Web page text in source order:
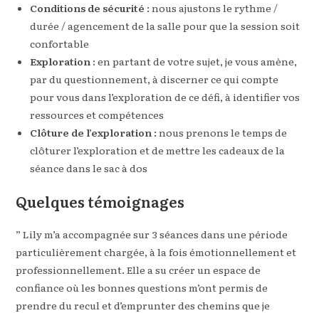
Conditions de sécurité : nous ajustons le rythme /
durée / agencement de la salle pour que la session soit
confortable
Exploration :en partant de votre sujet, je vous amène,
par du questionnement, à discerner ce qui compte
pour vous dans l’exploration de ce défi, à identifier vos
ressources et compétences
Clôture de l’exploration : nous prenons le temps de
clôturer l’exploration et de mettre les cadeaux de la
séance dans le sac à dos
Quelques témoignages
” Lily m’a accompagnée sur 3 séances dans une période
particulièrement chargée, à la fois émotionnellement et
professionnellement. Elle a su créer un espace de
confiance où les bonnes questions m’ont permis de
prendre du recul et d’emprunter des chemins que je